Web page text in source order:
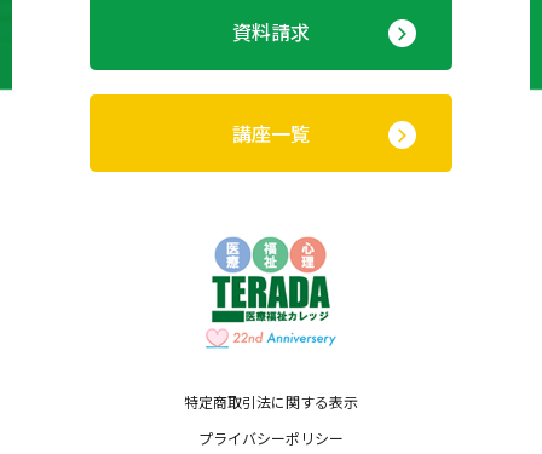
資料請求
講座一覧
特定商取引法に関する表示
プライバシーポリシー